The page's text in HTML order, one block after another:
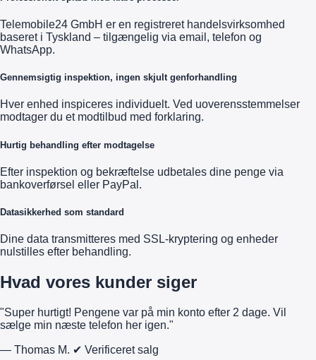
Telemobile24 GmbH er en registreret handelsvirksomhed
baseret i Tyskland – tilgængelig via email, telefon og
WhatsApp.
Gennemsigtig inspektion, ingen skjult genforhandling
Hver enhed inspiceres individuelt. Ved uoverensstemmelser
modtager du et modtilbud med forklaring.
Hurtig behandling efter modtagelse
Efter inspektion og bekræftelse udbetales dine penge via
bankoverførsel eller PayPal.
Datasikkerhed som standard
Dine data transmitteres med SSL-kryptering og enheder
nulstilles efter behandling.
Hvad vores kunder siger
"Super hurtigt! Pengene var på min konto efter 2 dage. Vil
sælge min næste telefon her igen."
— Thomas M. ✔ Verificeret salg